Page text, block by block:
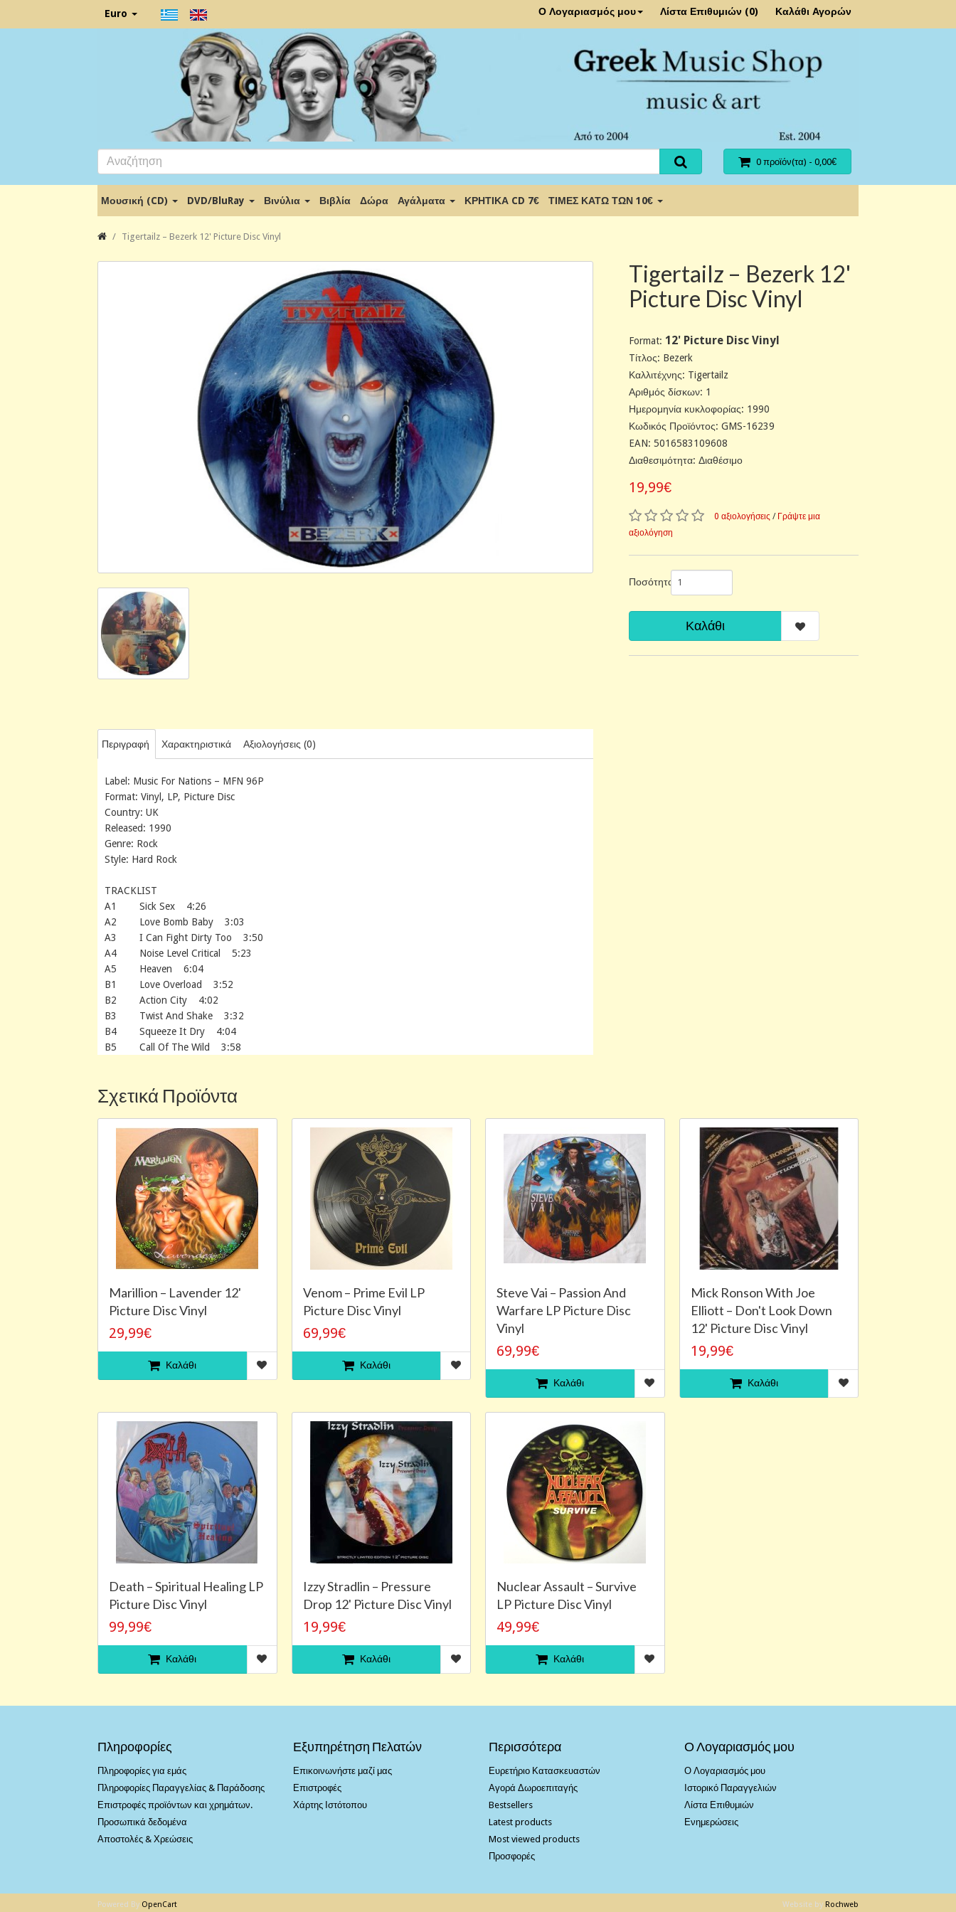
Euro Ο Λογαριασμός μου Λίστα Επιθυμιών (0) Καλάθι Αγορών
0 προϊόν(τα) - 0,00€
Μουσική (CD) DVD/BluRay Βινύλια Βιβλία Δώρα Αγάλματα ΚΡΗΤΙΚΑ CD 7€ ΤΙΜΕΣ ΚΑΤΩ ΤΩΝ 10€
Tigertailz – Bezerk 12' Picture Disc Vinyl
Περιγραφή Χαρακτηριστικά Αξιολογήσεις (0)
Label: Music For Nations – MFN 96P
Format: Vinyl, LP, Picture Disc
Country: UK
Released: 1990
Genre: Rock
Style: Hard Rock
TRACKLIST
A1 Sick Sex 4:26
A2 Love Bomb Baby 3:03
A3 I Can Fight Dirty Too 3:50
A4 Noise Level Critical 5:23
A5 Heaven 6:04
B1 Love Overload 3:52
B2 Action City 4:02
B3 Twist And Shake 3:32
B4 Squeeze It Dry 4:04
B5 Call Of The Wild 3:58
Tigertailz – Bezerk 12'
Picture Disc Vinyl
Format: 12' Picture Disc Vinyl
Tίτλος: Bezerk
Καλλιτέχνης: Tigertailz
Αριθμός δίσκων: 1
Ημερομηνία κυκλοφορίας: 1990
Κωδικός Προϊόντος: GMS-16239
EAN: 5016583109608
Διαθεσιμότητα: Διαθέσιμο
19,99€
0 αξιολογήσεις / Γράψτε μια
αξιολόγηση
Ποσότητα
Καλάθι
Σχετικά Προϊόντα
Marillion – Lavender 12'
Picture Disc Vinyl
29,99€
Καλάθι
Venom – Prime Evil LP
Picture Disc Vinyl
69,99€
Καλάθι
Steve Vai ‎– Passion And
Warfare LP Picture Disc
Vinyl
69,99€
Καλάθι
Mick Ronson With Joe
Elliott – Don't Look Down
12' Picture Disc Vinyl
19,99€
Καλάθι
Death ‎– Spiritual Healing LP
Picture Disc Vinyl
99,99€
Καλάθι
Izzy Stradlin ‎– Pressure
Drop 12' Picture Disc Vinyl
19,99€
Καλάθι
Nuclear Assault – Survive
LP Picture Disc Vinyl
49,99€
Καλάθι
Πληροφορίες
Πληροφορίες για εμάς
Πληροφορίες Παραγγελίας & Παράδοσης
Επιστροφές προϊόντων και χρημάτων.
Προσωπικά δεδομένα
Αποστολές & Χρεώσεις
Εξυπηρέτηση Πελατών
Επικοινωνήστε μαζί μας
Επιστροφές
Χάρτης Ιστότοπου
Περισσότερα
Ευρετήριο Κατασκευαστών
Αγορά Δωροεπιταγής
Bestsellers
Latest products
Most viewed products
Προσφορές
Ο Λογαριασμός μου
Ο Λογαριασμός μου
Ιστορικό Παραγγελιών
Λίστα Επιθυμιών
Ενημερώσεις
Powered By OpenCart
Website by Rochweb